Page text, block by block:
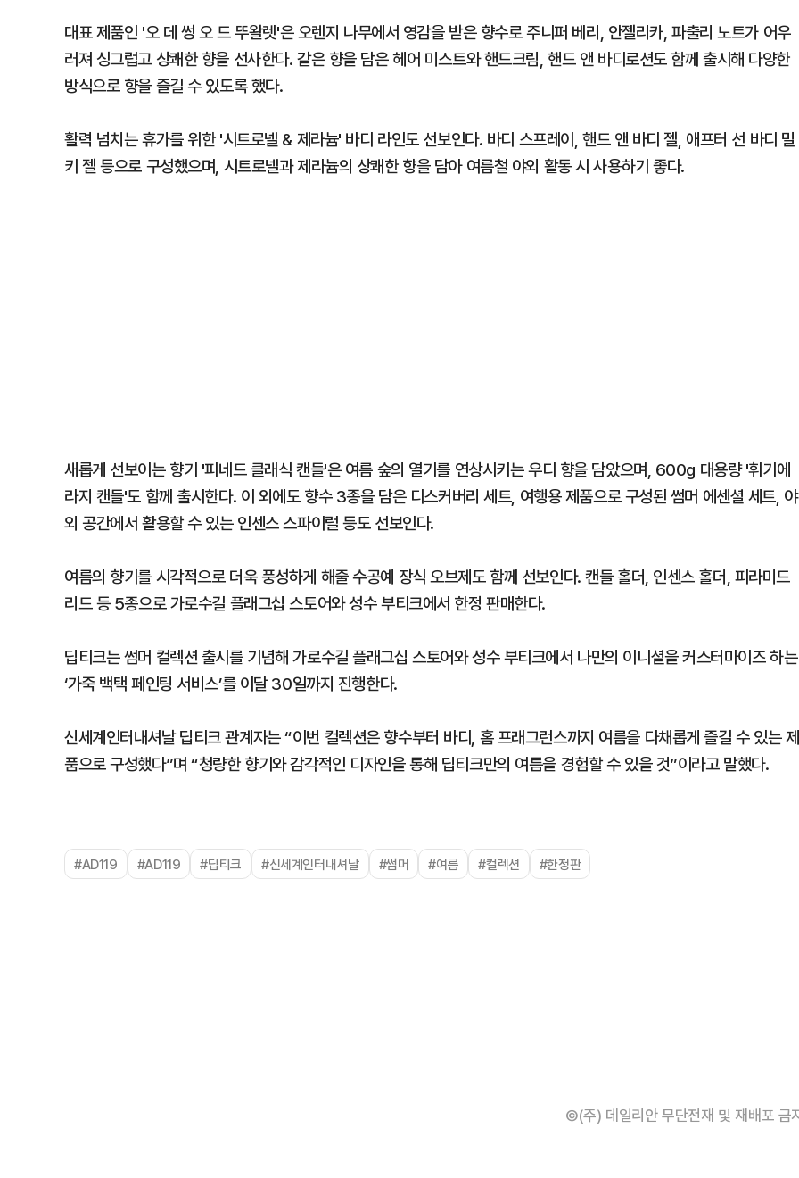
대표 제품인 '오 데 썽 오 드 뚜왈렛'은 오렌지 나무에서 영감을 받은 향수로 주니퍼 베리, 안젤리카, 파출리 노트가 어우
러져 싱그럽고 상쾌한 향을 선사한다. 같은 향을 담은 헤어 미스트와 핸드크림, 핸드 앤 바디로션도 함께 출시해 다양한
방식으로 향을 즐길 수 있도록 했다.
활력 넘치는 휴가를 위한 '시트로넬 & 제라늄' 바디 라인도 선보인다. 바디 스프레이, 핸드 앤 바디 젤, 애프터 선 바디 밀
키 젤 등으로 구성했으며, 시트로넬과 제라늄의 상쾌한 향을 담아 여름철 야외 활동 시 사용하기 좋다.
새롭게 선보이는 향기 '피네드 클래식 캔들'은 여름 숲의 열기를 연상시키는 우디 향을 담았으며, 600g 대용량 '휘기에
라지 캔들'도 함께 출시한다. 이 외에도 향수 3종을 담은 디스커버리 세트, 여행용 제품으로 구성된 썸머 에센셜 세트, 야
외 공간에서 활용할 수 있는 인센스 스파이럴 등도 선보인다.
여름의 향기를 시각적으로 더욱 풍성하게 해줄 수공예 장식 오브제도 함께 선보인다. 캔들 홀더, 인센스 홀더, 피라미드
리드 등 5종으로 가로수길 플래그십 스토어와 성수 부티크에서 한정 판매한다.
딥티크는 썸머 컬렉션 출시를 기념해 가로수길 플래그십 스토어와 성수 부티크에서 나만의 이니셜을 커스터마이즈 하는
‘가죽 백택 페인팅 서비스’를 이달 30일까지 진행한다.
신세계인터내셔날 딥티크 관계자는 “이번 컬렉션은 향수부터 바디, 홈 프래그런스까지 여름을 다채롭게 즐길 수 있는 제
품으로 구성했다”며 “청량한 향기와 감각적인 디자인을 통해 딥티크만의 여름을 경험할 수 있을 것”이라고 말했다.
#AD119 #AD119 #딥티크 #신세계인터내셔날 #썸머 #여름 #컬렉션 #한정판
©(주) 데일리안 무단전재 및 재배포 금